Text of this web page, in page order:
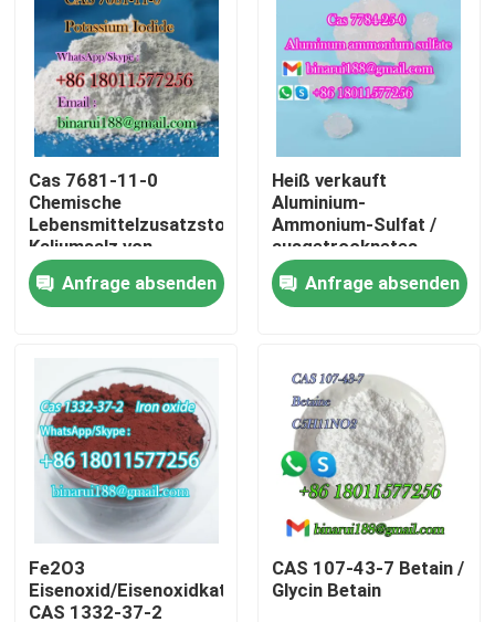
Produkte
Videos
Über uns
Werksbesichtigung
Bitte um ein Angebot
Tägliche chemische Rohstoffe
Anorganische Chemikalien-Rohstoff
Feinchemikalienvermittler
Cas 7681-11-0
Chemische
Lebensmittelzusatzstoffe
Kaliumsalz von
Hydriodinsäure/Kaliumjodid
Lebensmittel
Anfrage absenden
Heiß verkauft
Aluminium-
Ammonium-Sulfat /
ausgetrocknetes
Ammonium-Alum CAS
7784-25-0
Anfrage absenden
Fe2O3
Eisenoxid/Eisenoxidkatalysator
CAS 1332-37-2
CAS 107-43-7 Betain /
Glycin Betain